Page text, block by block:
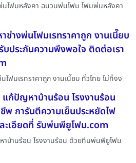
โฟมหลังคา ฉนวนพ่นโฟม โฟมพ่นหลังคา
างพ่นโฟมเรทราคาถูก งานเนี๊ยบ
ประกันความพึงพอใจ ติดต่อเรา
ฟมเรทราคาถูก งานเนี๊ยบ ทั่วไทย ไม่ทิ้งง
ก้ปัญหาบ้านร้อน โรงงานร้อน
การันตีความเย็นประหยัดไฟ
ะเอียดที่ รับพ่นพียูโฟม.com
บ้านร้อน โรงงานร้อน ด้วยทีมพ่นพียูโฟม